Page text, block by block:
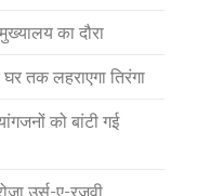
का दौरा
तक लहराएगा तिरंगा
को बांटी गई
उर्स-ए-रजवी